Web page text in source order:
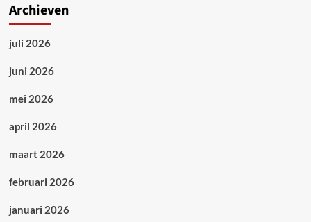
Archieven
juli 2026
juni 2026
mei 2026
april 2026
maart 2026
februari 2026
januari 2026